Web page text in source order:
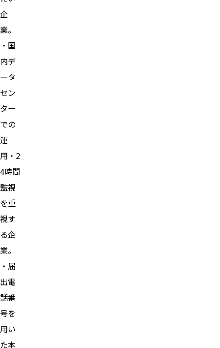
企
業。
・国
内デ
ータ
セン
ター
での
運
用・2
4時間
監視
を重
視す
る企
業。
・届
出電
話番
号を
用い
た本